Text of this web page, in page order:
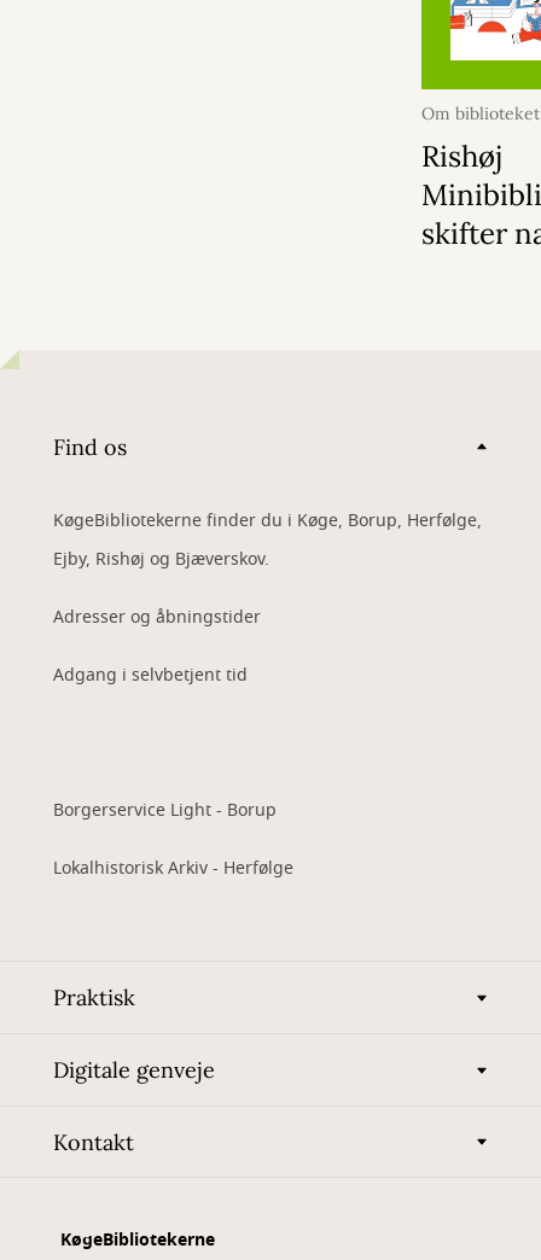
Om biblioteket
2026
Rishøj
skifter
Find os
KøgeBibliotekerne finder du i Køge, Borup, Herfølge,
Ejby, Rishøj og Bjæverskov.
Adresser og åbningstider
Adgang i selvbetjent tid
Borgerservice Light - Borup
Lokalhistorisk Arkiv - Herfølge
Praktisk
Digitale genveje
Kontakt
KøgeBibliotekerne